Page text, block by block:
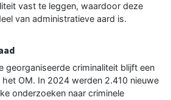
vast te leggen, waardoor deze
van administratieve aard is.
georganiseerde criminaliteit blijft een
OM. In 2024 werden 2.410 nieuwe
onderzoeken naar criminele